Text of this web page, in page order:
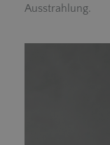
Ausstrahlung.